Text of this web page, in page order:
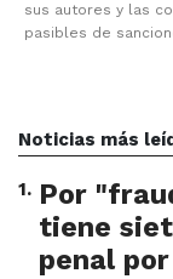
sus autores y las
pasibles de
Noticias más
1. Por
tiene
penal